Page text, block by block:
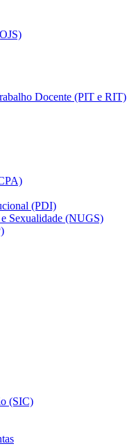
Docente (PIT e RIT)
(PDI)
Sexualidade (NUGS)
(SIC)